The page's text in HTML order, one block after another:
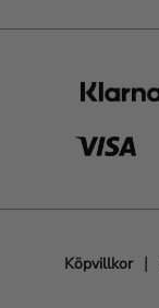
Köpvillkor